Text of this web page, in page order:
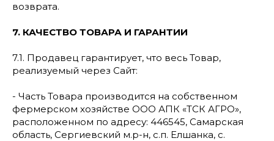
возврата.
7. КАЧЕСТВО ТОВАРА И ГАРАНТИИ
7.1. Продавец гарантирует, что весь Товар,
реализуемый через Сайт:
- Часть Товара производится на собственном
фермерском хозяйстве ООО АПК «ТСК АГРО»,
расположенном по адресу: 446545, Самарская
область, Сергиевский м.р-н, с.п. Елшанка, с.